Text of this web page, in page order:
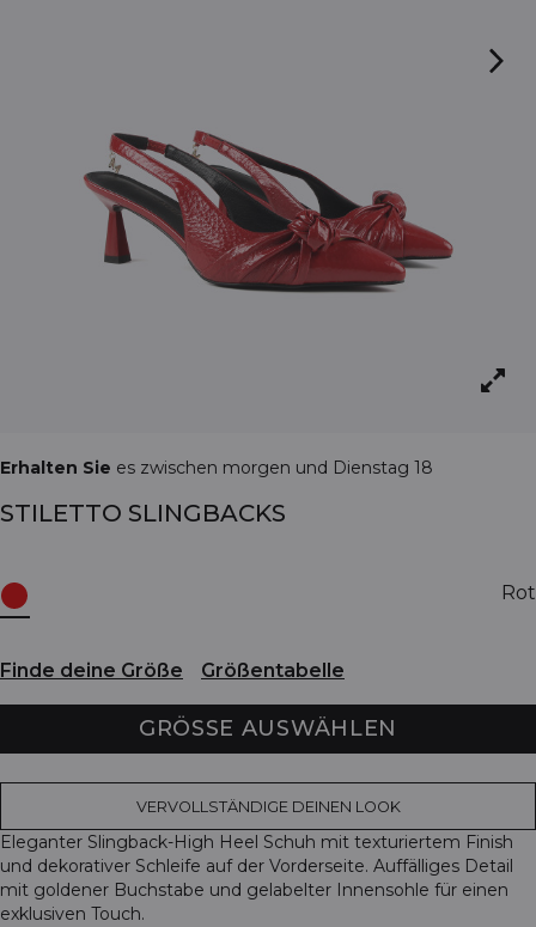
Erhalten Sie es zwischen morgen und Dienstag 18
STILETTO SLINGBACKS
Rot
Finde deine Größe Größentabelle
GRÖSSE AUSWÄHLEN
VERVOLLSTÄNDIGE DEINEN LOOK
Eleganter Slingback-High Heel Schuh mit texturiertem Finish
und dekorativer Schleife auf der Vorderseite. Auffälliges Detail
mit goldener Buchstabe und gelabelter Innensohle für einen
exklusiven Touch.